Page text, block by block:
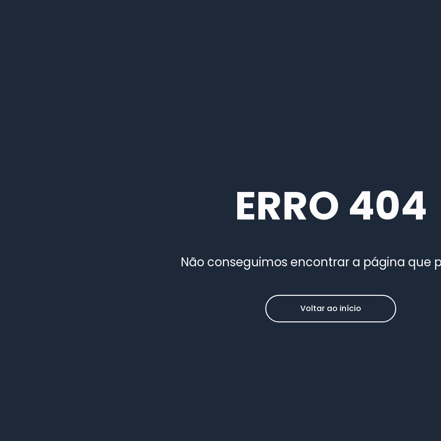
ERRO 404
Não conseguimos encontrar a página que
Voltar ao início